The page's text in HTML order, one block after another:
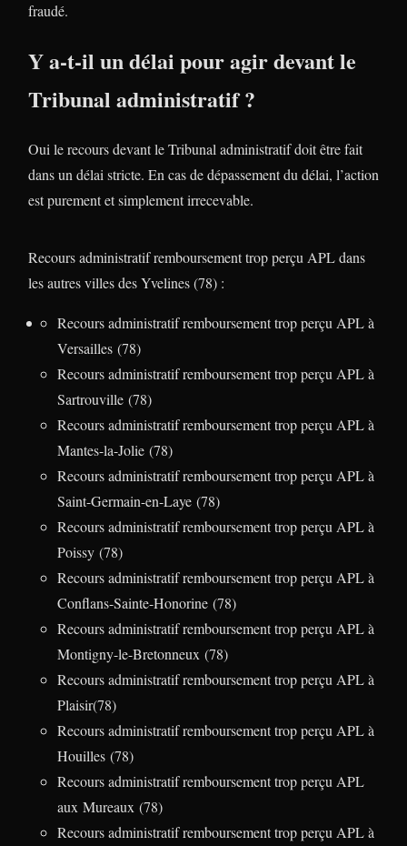
fraudé.
Y a-t-il un délai pour agir devant le
Tribunal administratif ?
Oui le recours devant le Tribunal administratif doit être fait
dans un délai stricte. En cas de dépassement du délai, l’action
est purement et simplement irrecevable.
Recours administratif remboursement trop perçu APL dans
les autres villes des Yvelines (78) :
Recours administratif remboursement trop perçu APL à
Versailles (78)
Recours administratif remboursement trop perçu APL à
Sartrouville (78)
Recours administratif remboursement trop perçu APL à
Mantes-la-Jolie (78)
Recours administratif remboursement trop perçu APL à
Saint-Germain-en-Laye (78)
Recours administratif remboursement trop perçu APL à
Poissy (78)
Recours administratif remboursement trop perçu APL à
Conflans-Sainte-Honorine (78)
Recours administratif remboursement trop perçu APL à
Montigny-le-Bretonneux (78)
Recours administratif remboursement trop perçu APL à
Plaisir(78)
Recours administratif remboursement trop perçu APL à
Houilles (78)
Recours administratif remboursement trop perçu APL
aux Mureaux (78)
Recours administratif remboursement trop perçu APL à